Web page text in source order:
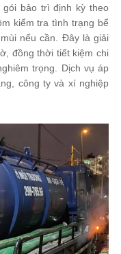
gói bảo trì định kỳ theo
kiểm tra tình trạng bể
nếu cần. Đây là giải
đồng thời tiết kiệm chi
trọng. Dịch vụ áp
công ty và xí nghiệp